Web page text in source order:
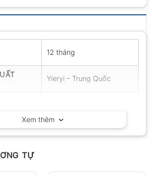
12 tháng
Yieryi – Trung Quốc
Xem thêm
TỰ